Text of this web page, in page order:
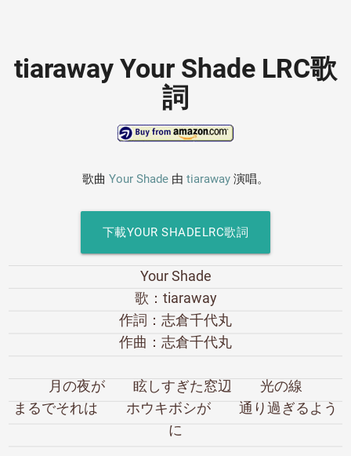
tiaraway Your Shade LRC歌
詞
歌曲 Your Shade 由 tiaraway 演唱。
下載YOUR SHADELRC歌詞
Your Shade
歌：tiaraway
作詞：志倉千代丸
作曲：志倉千代丸
月の夜が 眩しすぎた窓辺 光の線
まるでそれは ホウキボシが 通り過ぎるよう
に